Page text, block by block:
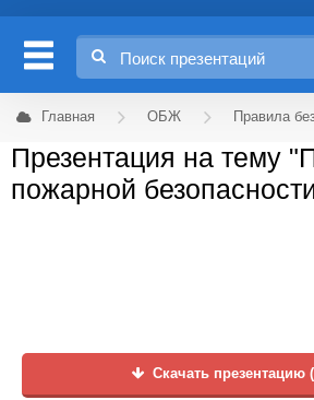
Главная ОБЖ Правила
Презентация на тему
пожарной
Скачать презентацию